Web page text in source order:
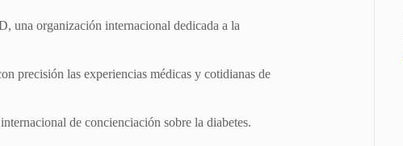
una organización internacional dedicada a la
precisión las experiencias médicas y cotidianas de
de concienciación sobre la diabetes.